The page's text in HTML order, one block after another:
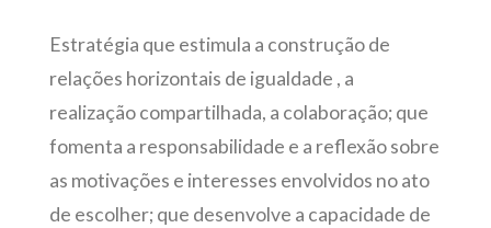
Estratégia que estimula a construção de
relações horizontais de igualdade , a
realização compartilhada, a colaboração; que
fomenta a responsabilidade e a reflexão sobre
as motivações e interesses envolvidos no ato
de escolher; que desenvolve a capacidade de